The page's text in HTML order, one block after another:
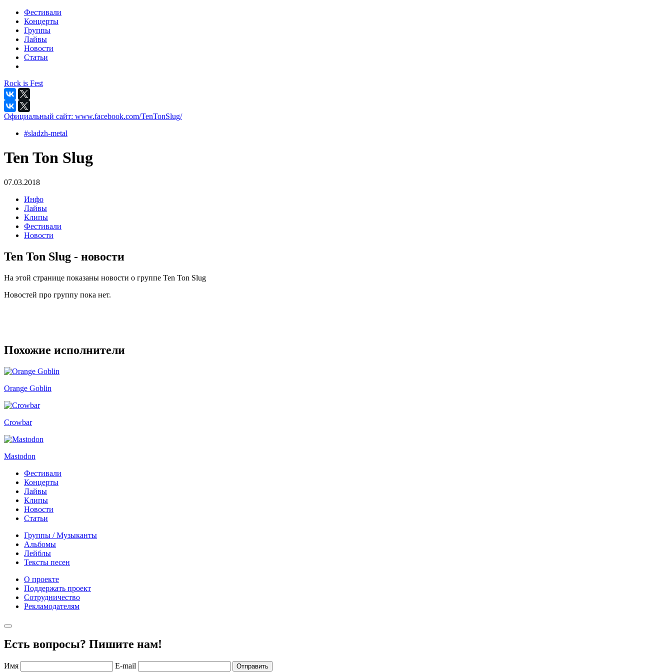
Фестивали
Концерты
Группы
Лайвы
Новости
Статьи
Rock is Fest
Официальный сайт: www.facebook.com/TenTonSlug/
#sladzh-metal
Ten Ton Slug
07.03.2018
Инфо
Лайвы
Клипы
Фестивали
Новости
Ten Ton Slug - новости
На этой странице показаны новости о группе Ten Ton Slug
Новостей про группу пока нет.
Похожие исполнители
Orange Goblin
Crowbar
Mastodon
Фестивали
Концерты
Лайвы
Клипы
Новости
Статьи
Группы / Музыканты
Альбомы
Лейблы
Тексты песен
О проекте
Поддержать проект
Сотрудничество
Рекламодателям
Есть вопросы? Пишите нам!
Имя E-mail